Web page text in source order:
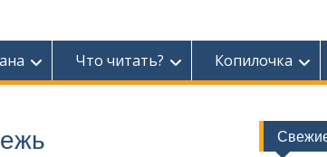
Что читать? Копилочка